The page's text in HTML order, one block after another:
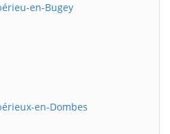
en-Bugey
en-Dombes